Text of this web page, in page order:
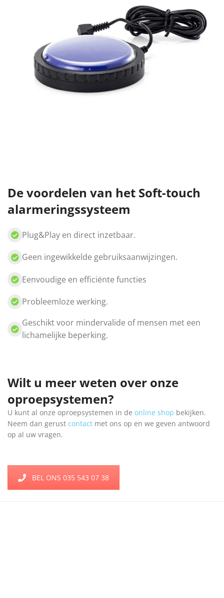
De voordelen van het Soft-touch
alarmeringssysteem
Plug&Play en direct inzetbaar.
Geen ingewikkelde gebruiksaanwijzingen.
Eenvoudige en efficiënte functies
Probleemloze werking.
Geschikt voor mindervalide of mensen met een
lichamelijke beperking.
Wilt u meer weten over onze
oproepsystemen?
U kunt al onze oproepsystemen in de online shop bekijken.
Neem dan gerust contact met ons op en we geven antwoord
op al uw vragen.
BEL ONS 035 543 07 38